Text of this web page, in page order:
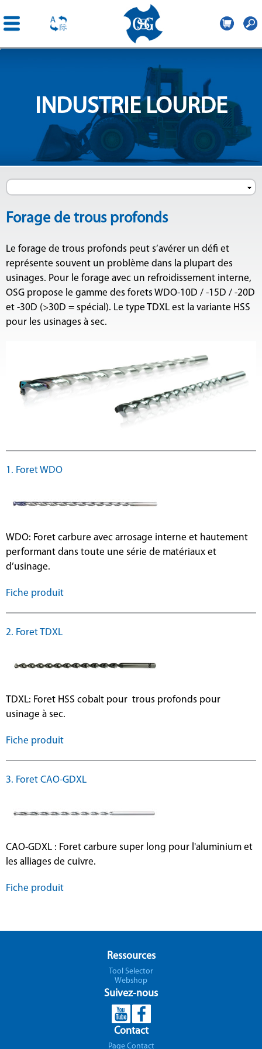
France
INDUSTRIE LOURDE
Forage de trous profonds
Le forage de trous profonds peut s’avérer un défi et
représente souvent un problème dans la plupart des
usinages. Pour le forage avec un refroidissement interne,
OSG propose le gamme des forets WDO-10D / -15D / -20D
et -30D (>30D = spécial). Le type TDXL est la variante HSS
pour les usinages à sec.
1. Foret WDO
WDO: Foret carbure avec arrosage interne et hautement
performant dans toute une série de matériaux et
d’usinage.
Fiche produit
2. Foret TDXL
TDXL: Foret HSS cobalt pour trous profonds pour
usinage à sec.
Fiche produit
3. Foret CAO-GDXL
CAO-GDXL : Foret carbure super long pour l'aluminium et
les alliages de cuivre.
Fiche produit
Ressources
Tool Selector
Webshop
Suivez-nous
Contact
Page Contact